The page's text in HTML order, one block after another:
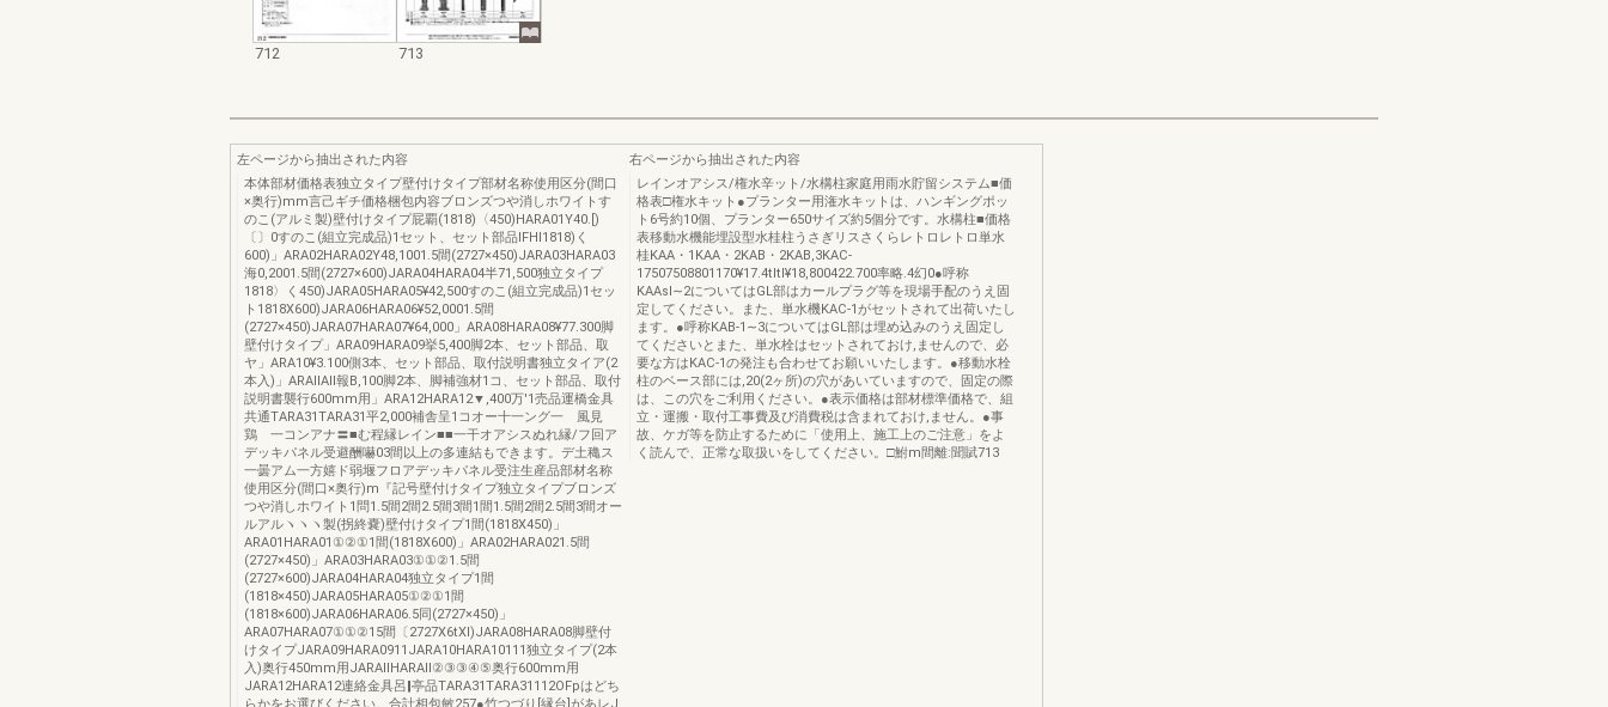
712 713
左ページから抽出された内容
本体部材価格表独立タイプ壁付けタイプ部材名称使用区分(間口
×奥行)mm言己ギチ価格梱包内容ブロンズつや消しホワイトす
のこ(アルミ製)壁付けタイプ屁覇(1818)〈450)HARA01Y40.[)
〔〕0すのこ(組立完成品)1セット、セット部品lFHl1818)く
600)」ARA02HARA02Y48,1001.5間(2727×450)JARA03HARA03
海0,2001.5間(2727×600)JARA04HARA04半71,500独立タイプ
1818〉く450)JARA05HARA05¥42,500すのこ(組立完成品)1セッ
ト1818X600)JARA06HARA06¥52,0001.5間
(2727×450)JARA07HARA07¥64,000」ARA08HARA08¥77.300脚
壁付けタイプ」ARA09HARA09挙5,400脚2本、セット部品、取
ヤ」ARA10¥3.100側3本、セット部品、取付説明書独立タイア(2
本入)」ARAllAll報B,100脚2本、脚補強材1コ、セット部品、取付
説明書襲行600mm用」ARA12HARA12▼,400万'1売品運橋金具
共通TARA31TARA31平2,000補舎呈1コオー十一ング一 風見
鶏 一コンアナ〓■む程縁レイン■■一干オアシスぬれ縁/フ回ア
デッキパネル受避酬嚇03間以上の多連結もできます。デ土穐ス
一曇アム一方嬉ド弱堰フロアデッキパネル受注生産品部材名称
使用区分(間口×奥行)m『記号壁付けタイプ独立タイプブロンズ
つや消しホワイト1問1.5間2間2.5間3間1間1.5間2間2.5間3間オー
ルアルヽヽヽ製(拐終嚢)壁付けタイプ1間(1818X450)」
ARA01HARA01①②①1間(1818X600)」ARA02HARA021.5間
(2727×450)」ARA03HARA03①①②1.5間
(2727×600)JARA04HARA04独立タイプ1間
(1818×450)JARA05HARA05①②①1間
(1818×600)JARA06HARA06.5同(2727×450)」
ARA07HARA07①①②15間〔2727X6tXl)JARA08HARA08脚壁付
けタイプJARA09HARA0911JARA10HARA10111独立タイプ(2本
入)奥行450mm用JARAllHARAll②③③④⑤奥行600mm用
JARA12HARA12連絡金具呂‖亭品TARA31TARA31112OFpはどち
右ページから抽出された内容
レインオアシス/権水辛ット/水構柱家庭用雨水貯留システム■価
格表□権水キット●プランター用潅水キットは、ハンギングポッ
ト6号約10個、プランター650サイズ約5個分です。水構柱■価格
表移動水機能埋設型水桂柱うさぎリスさくらレトロレトロ単水
桂KAA・1KAA・2KAB・2KAB,3KAC‐
17507508801170¥17.4tltl¥18,800422.700率略.4幻0●呼称
KAAsl∼2についてはGL部はカールプラグ等を現場手配のうえ固
定してください。また、単水機KAC‐1がセットされて出荷いたし
ます。●呼称KAB‐1∼3についてはGL部は埋め込みのうえ固定し
てくださいとまた、単水栓はセットされておけ,ませんので、必
要な方はKAC‐1の発注も合わせてお願いいたします。●移動水栓
柱のベース部には,20(2ヶ所)の穴があいていますので、固定の際
は、この穴をご利用ください。●表示価格は部材標準価格で、組
立・運搬・取付工事費及び消費税は含まれておけ,ません。●事
故、ケガ等を防止するために「使用上、施工上のご注意」をよ
く読んで、正常な取扱いをしてください。□鮒m間離:聞賦713